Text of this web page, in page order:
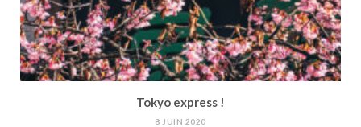
Tokyo express !
8 JUIN 2020